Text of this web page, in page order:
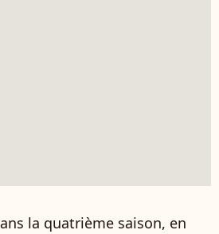
la quatrième saison, en